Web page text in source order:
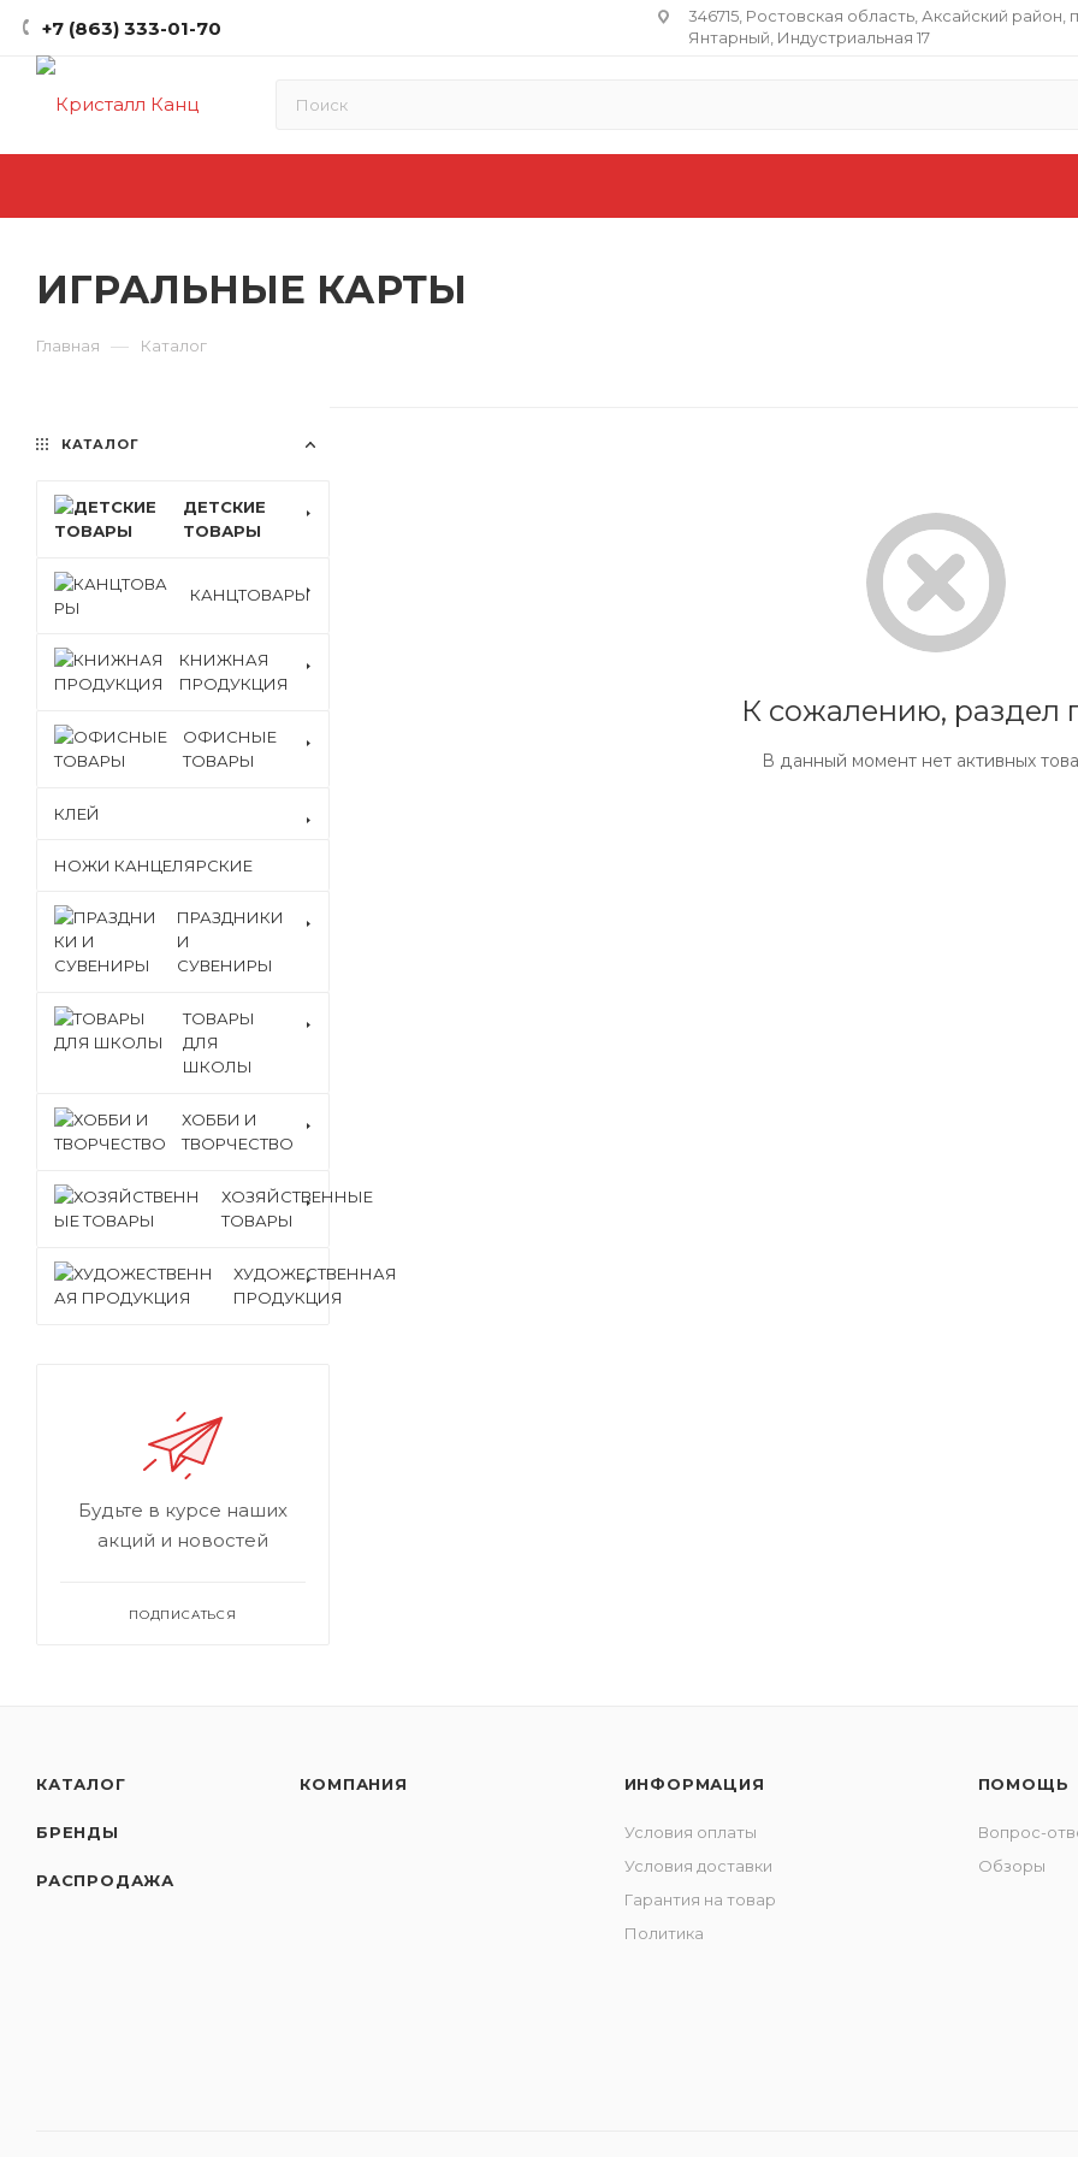
+7 (863) 333-01-70
346715, Ростовская область​, Аксайский район,
Янтарный, Индустриальная 17
ИГРАЛЬНЫЕ КАРТЫ
Главная — Каталог
К сожалению, раздел
В данный момент нет активных
КАТАЛОГ
ДЕТСКИЕ
ТОВАРЫ
КАНЦТОВАРЫ
КНИЖНАЯ
ПРОДУКЦИЯ
ОФИСНЫЕ
ТОВАРЫ
КЛЕЙ
НОЖИ КАНЦЕЛЯРСКИЕ
ПРАЗДНИКИ
И
СУВЕНИРЫ
ТОВАРЫ
ДЛЯ
ШКОЛЫ
ХОББИ И
ТВОРЧЕСТВО
ХОЗЯЙСТВЕННЫЕ
ТОВАРЫ
ХУДОЖЕСТВЕННАЯ
ПРОДУКЦИЯ
Будьте в курсе наших
акций и новостей
ПОДПИСАТЬСЯ
КАТАЛОГ
БРЕНДЫ
РАСПРОДАЖА
КОМПАНИЯ ИНФОРМАЦИЯ
Условия оплаты
Условия доставки
Гарантия на товар
Политика
ПОМОЩЬ
Вопрос-
Обзоры